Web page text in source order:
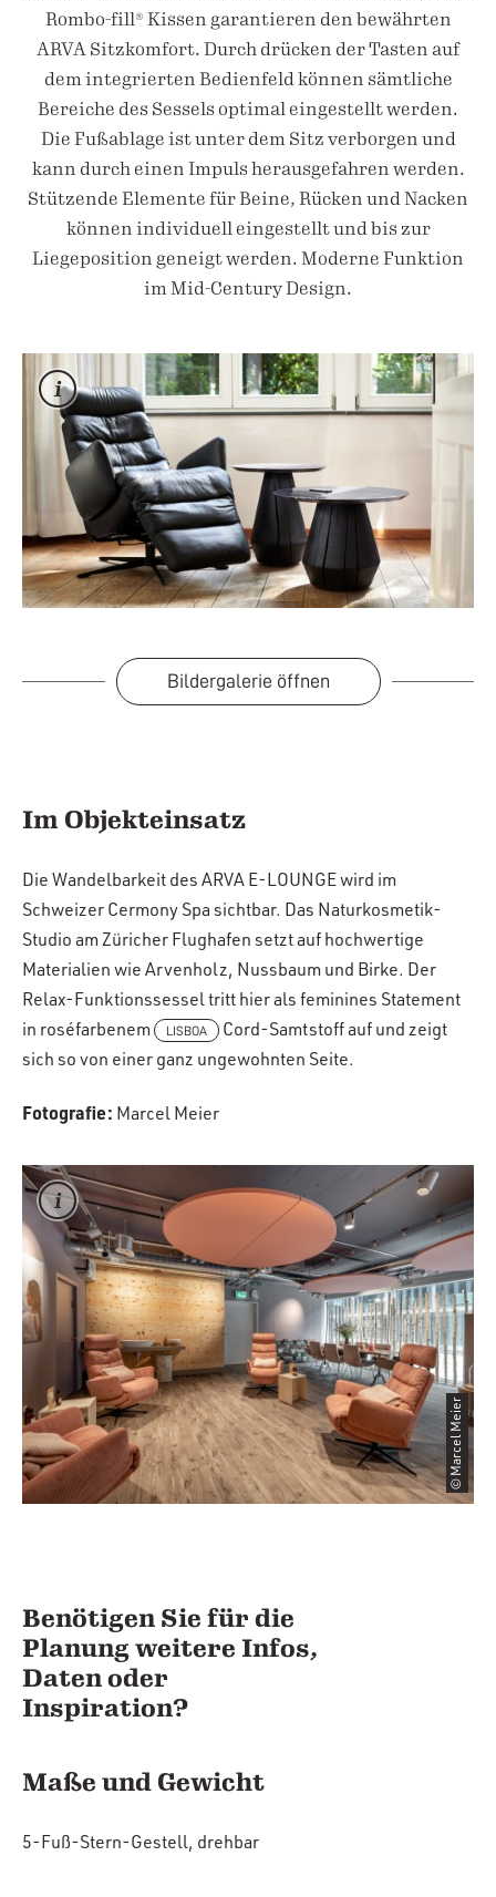
Rombo-fill® Kissen garantieren den bewährten
ARVA Sitzkomfort. Durch drücken der Tasten auf
dem integrierten Bedienfeld können sämtliche
Bereiche des Sessels optimal eingestellt werden.
Die Fußablage ist unter dem Sitz verborgen und
kann durch einen Impuls herausgefahren werden.
Stützende Elemente für Beine, Rücken und Nacken
können individuell eingestellt und bis zur
Liegeposition geneigt werden. Moderne Funktion
im Mid-Century Design.
Bildergalerie öffnen
Im Objekteinsatz
Die Wandelbarkeit des ARVA E-LOUNGE wird im
Schweizer Cermony Spa sichtbar. Das Naturkosmetik-
Studio am Züricher Flughafen setzt auf hochwertige
Materialien wie Arvenholz, Nussbaum und Birke. Der
Relax-Funktionssessel tritt hier als feminines Statement
in roséfarbenem
LISBOA
Cord-Samtstoff auf und zeigt
sich so von einer ganz ungewohnten Seite.
Fotografie: Marcel Meier
© Marcel Meier
Benötigen Sie für die
Planung weitere Infos,
Daten oder
Inspiration?
Maße und Gewicht
5-Fuß-Stern-Gestell, drehbar